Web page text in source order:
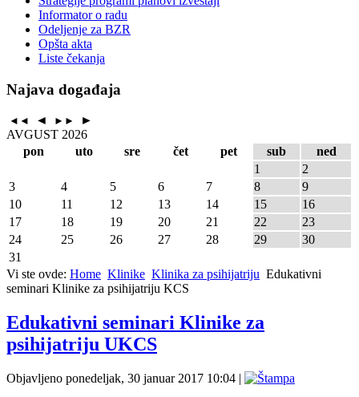
Informator o radu
Odeljenje za BZR
Opšta akta
Liste čekanja
Najava događaja
◄◄ ◄ ►►
►
AVGUST 2026
pon
uto sre čet pet sub
ned
1
2
3
4 5 6 7 8
9
10
11 12 13 14 15
16
17
18 19 20 21 22
23
24
25 26 27 28 29
30
31
Vi ste ovde: Home Klinike Klinika za psihijatriju Edukativni
seminari Klinike za psihijatriju KCS
Edukativni seminari Klinike za
psihijatriju UKCS
Objavljeno ponedeljak, 30 januar 2017 10:04 |